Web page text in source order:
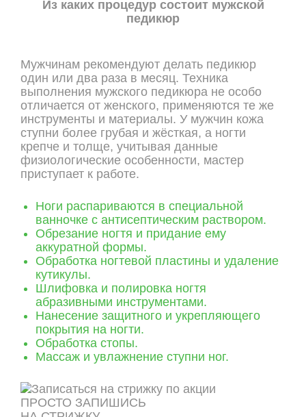
Из каких процедур состоит мужской
педикюр
Мужчинам рекомендуют делать педикюр
один или два раза в месяц. Техника
выполнения мужского педикюра не особо
отличается от женского, применяются те же
инструменты и материалы. У мужчин кожа
ступни более грубая и жёсткая, а ногти
крепче и толще, учитывая данные
физиологические особенности, мастер
приступает к работе.
Ноги распариваются в специальной
ванночке с антисептическим раствором.
Обрезание ногтя и придание ему
аккуратной формы.
Обработка ногтевой пластины и удаление
кутикулы.
Шлифовка и полировка ногтя
абразивными инструментами.
Нанесение защитного и укрепляющего
покрытия на ногти.
Обработка стопы.
Массаж и увлажнение ступни ног.
ПРОСТО ЗАПИШИСЬ